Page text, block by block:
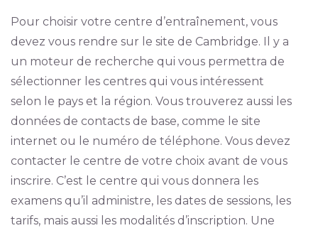
Pour choisir votre centre d’entraînement, vous
devez vous rendre sur le site de Cambridge. Il y a
un moteur de recherche qui vous permettra de
sélectionner les centres qui vous intéressent
selon le pays et la région. Vous trouverez aussi les
données de contacts de base, comme le site
internet ou le numéro de téléphone. Vous devez
contacter le centre de votre choix avant de vous
inscrire. C’est le centre qui vous donnera les
examens qu’il administre, les dates de sessions, les
tarifs, mais aussi les modalités d’inscription. Une